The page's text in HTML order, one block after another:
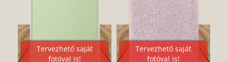
Tervezhető saját
fotóval is!
Tervezhető saját
fotóval is!